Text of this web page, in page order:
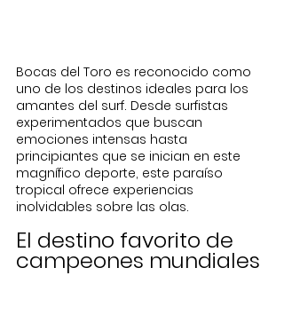
Bocas del Toro es reconocido como
uno de los destinos ideales para los
amantes del surf. Desde surfistas
experimentados que buscan
emociones intensas hasta
principiantes que se inician en este
magnífico deporte, este paraíso
tropical ofrece experiencias
inolvidables sobre las olas.
El destino favorito de
campeones mundiales